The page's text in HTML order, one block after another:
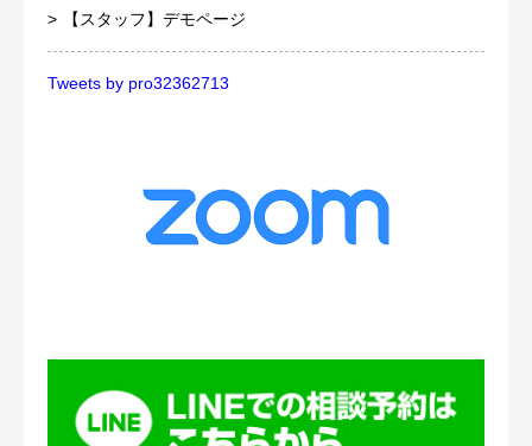
【スタッフ】デモページ
Tweets by pro32362713